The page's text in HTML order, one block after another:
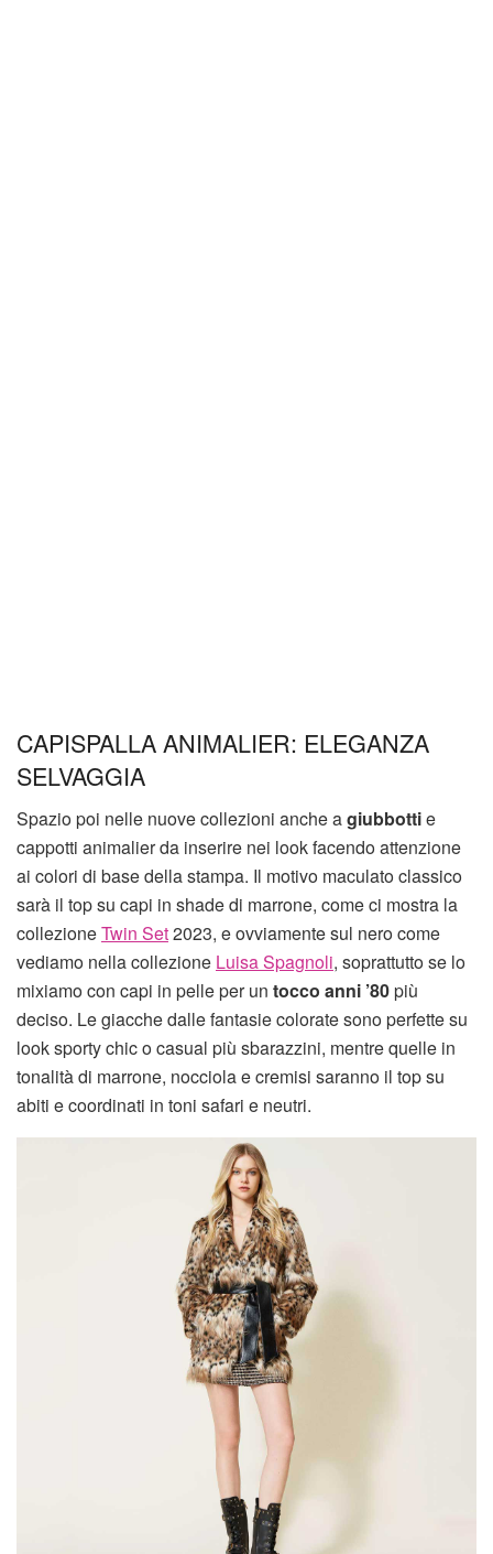
CAPISPALLA ANIMALIER: ELEGANZA
SELVAGGIA
Spazio poi nelle nuove collezioni anche agiubbottie
cappotti animalier da inserire nei look facendo attenzione
ai colori di base della stampa. Il motivo maculato classico
sarà il top su capi in shade di marrone, come ci mostra la
collezioneTwin Set2023, e ovviamente sul nero come
vediamo nella collezione Luisa Spagnoli, soprattutto se lo
mixiamo con capi in pelle per un tocco anni ’80più
deciso. Le giacche dalle fantasie colorate sono perfette su
look sporty chic o casual più sbarazzini, mentre quelle in
tonalità di marrone, nocciola e cremisi saranno il top su
abiti e coordinati in toni safari e neutri.